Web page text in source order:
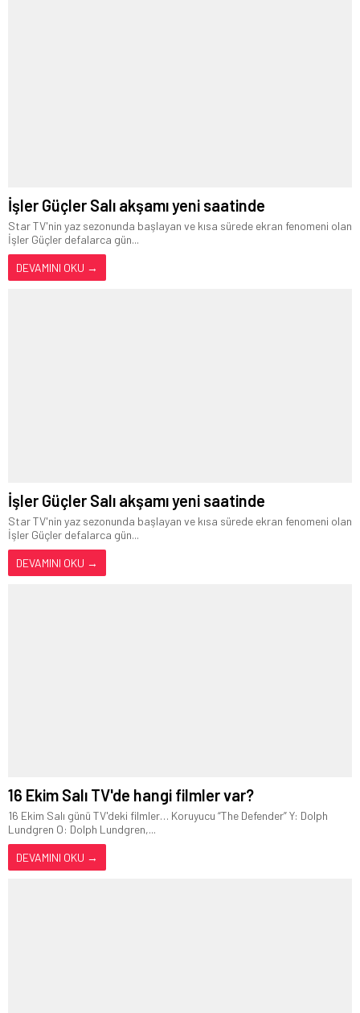
İşler Güçler Salı akşamı yeni saatinde
Star TV'nin yaz sezonunda başlayan ve kısa sürede ekran fenomeni olan
İşler Güçler defalarca gün...
DEVAMINI OKU →
İşler Güçler Salı akşamı yeni saatinde
Star TV'nin yaz sezonunda başlayan ve kısa sürede ekran fenomeni olan
İşler Güçler defalarca gün...
DEVAMINI OKU →
16 Ekim Salı TV'de hangi filmler var?
16 Ekim Salı günü TV'deki filmler… Koruyucu “The Defender” Y: Dolph
Lundgren O: Dolph Lundgren,...
DEVAMINI OKU →